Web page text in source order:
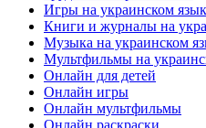
Игры на украинском
Книги и журналы на
Музыка на украинском
Мультфильмы на
Онлайн для детей
Онлайн игры
Онлайн мультфильмы
Онлайн раскраски